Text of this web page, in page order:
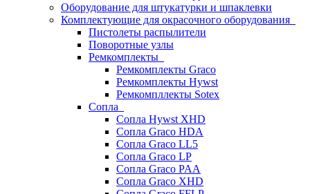
Оборудование для штукатурки и шпаклевки
Комплектующие для окрасочного оборудования
Пистолеты распылители
Поворотные узлы
Ремкомплекты
Ремкомплекты Graco
Ремкомплекты Hywst
Ремкомпллекты Sotex
Сопла
Сопла Hywst XHD
Сопла Graco HDA
Сопла Graco LL5
Сопла Graco LP
Сопла Graco PAA
Сопла Graco XHD